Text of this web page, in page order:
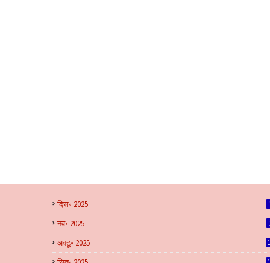
दिस॰ 2025
नव॰ 2025
अक्टू॰ 2025